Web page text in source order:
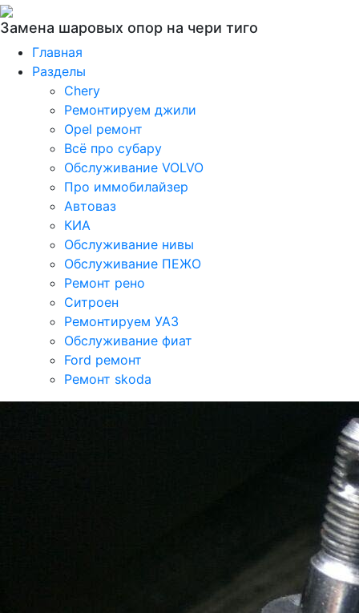
Замена шаровых опор на чери тиго
Главная
Разделы
Chery
Ремонтируем джили
Opel ремонт
Всё про субару
Обслуживание VOLVO
Про иммобилайзер
Автоваз
КИА
Обслуживание нивы
Обслуживание ПЕЖО
Ремонт рено
Ситроен
Ремонтируем УАЗ
Обслуживание фиат
Ford ремонт
Ремонт skoda